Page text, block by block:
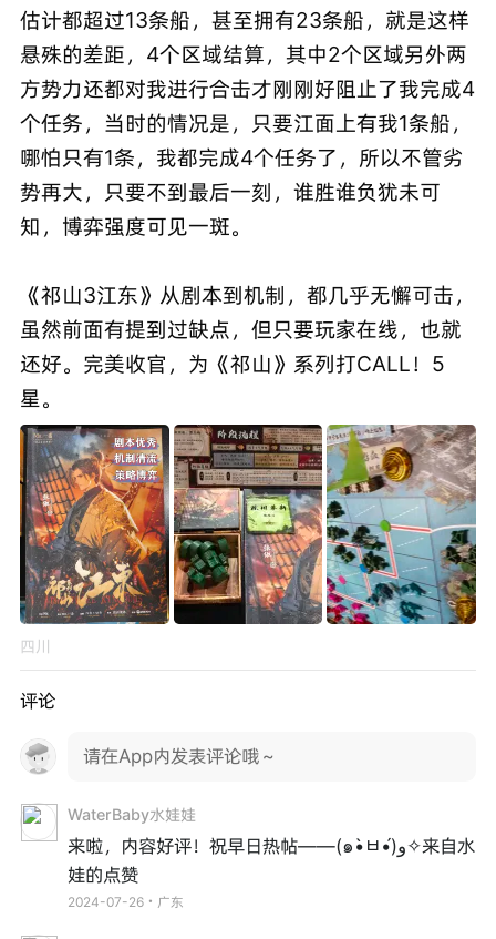
估计都超过13条船，甚至拥有23条船，就是这样
悬殊的差距，4个区域结算，其中2个区域另外两
方势力还都对我进行合击才刚刚好阻止了我完成4
个任务，当时的情况是，只要江面上有我1条船，
哪怕只有1条，我都完成4个任务了，所以不管劣
势再大，只要不到最后一刻，谁胜谁负犹未可
知，博弈强度可见一斑。
《祁山3江东》从剧本到机制，都几乎无懈可击，
虽然前面有提到过缺点，但只要玩家在线，也就
还好。完美收官，为《祁山》系列打CALL！5
星。
四川
评论
请在App内发表评论哦～
WaterBaby水娃娃
来啦，内容好评！祝早日热帖——(๑•̀ㅂ•́)و✧来自水
娃的点赞
2024-07-26・广东